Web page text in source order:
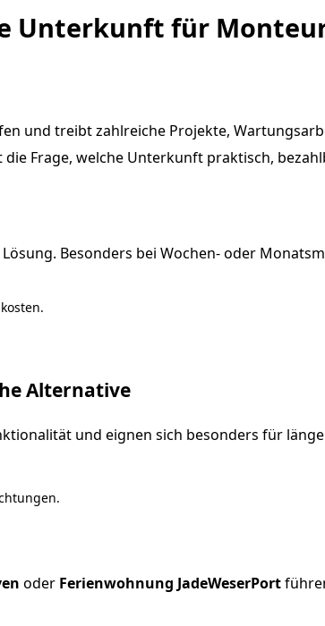
Unterkunft für
und treibt zahlreiche Projekte,
Frage, welche Unterkunft praktisch,
Besonders bei Wochen- oder
Alternative
und eignen sich besonders für
oder Ferienwohnung JadeWeserPort